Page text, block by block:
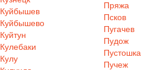
Куйбышев
Куйбышево
Куйтун
Кулебаки
Кулу
Пряжа
Псков
Пугачев
Пудож
Пустошка
Пучеж